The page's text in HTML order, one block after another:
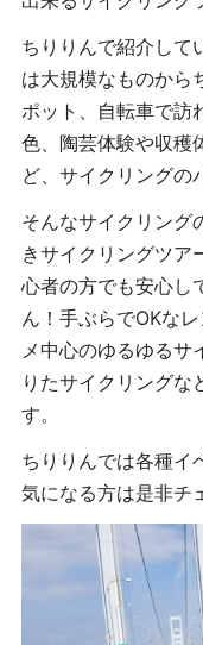
ちりりんで紹介して
は大規模なものから
ポット、自転車で訪
色、陶芸体験や収穫
ど、サイクリングの
そんなサイクリング
きサイクリングツア
心者の方でも安心し
ん！手ぶらでOKな
メ中心のゆるゆるサ
りたサイクリングな
す。
ちりりんでは各種イ
気になる方は是非チ